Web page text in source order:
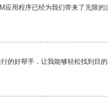
应用程序已经为我们带来了无限的
的好帮手，让我能够轻松找到目